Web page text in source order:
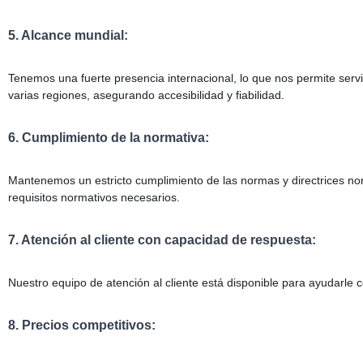
5. Alcance mundial:
Tenemos una fuerte presencia internacional, lo que nos permite
varias regiones, asegurando accesibilidad y fiabilidad.
6. Cumplimiento de la normativa:
Mantenemos un estricto cumplimiento de las normas y directrices
requisitos normativos necesarios.
7. Atención al cliente con capacidad de respuesta:
Nuestro equipo de atención al cliente está disponible para ayudarle
8. Precios competitivos: